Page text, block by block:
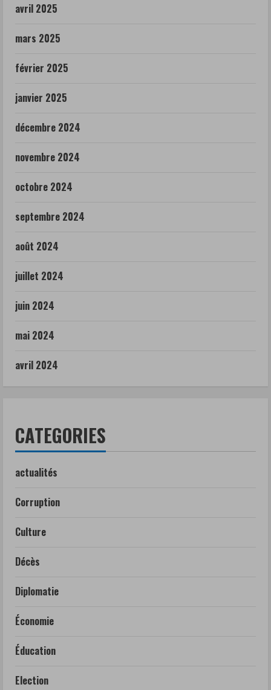
avril 2025
mars 2025
février 2025
janvier 2025
décembre 2024
novembre 2024
octobre 2024
septembre 2024
août 2024
juillet 2024
juin 2024
mai 2024
avril 2024
CATEGORIES
actualités
Corruption
Culture
Décès
Diplomatie
Économie
Éducation
Election